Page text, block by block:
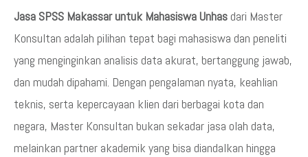
Jasa SPSS Makassar untuk Mahasiswa Unhas dari Master
Konsultan adalah pilihan tepat bagi mahasiswa dan peneliti
yang menginginkan analisis data akurat, bertanggung jawab,
dan mudah dipahami. Dengan pengalaman nyata, keahlian
teknis, serta kepercayaan klien dari berbagai kota dan
negara, Master Konsultan bukan sekadar jasa olah data,
melainkan partner akademik yang bisa diandalkan hingga